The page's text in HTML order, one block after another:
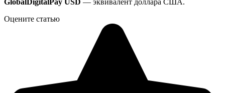
Оцените статью